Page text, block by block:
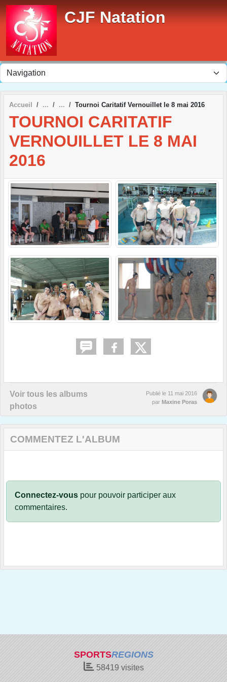
CJF Natation
Accueil Tournoi Caritatif Vernouillet le 8 mai 2016
TOURNOI CARITATIF
VERNOUILLET LE 8 MAI
2016
Voir tous les albums
photos
Publié le 11 mai 2016
par Maxine Poras
COMMENTEZ L'ALBUM
Connectez-vous pour pouvoir participer aux
commentaires.
SPORTSREGIONS
58419 visites
Panneau de gestion des cookies